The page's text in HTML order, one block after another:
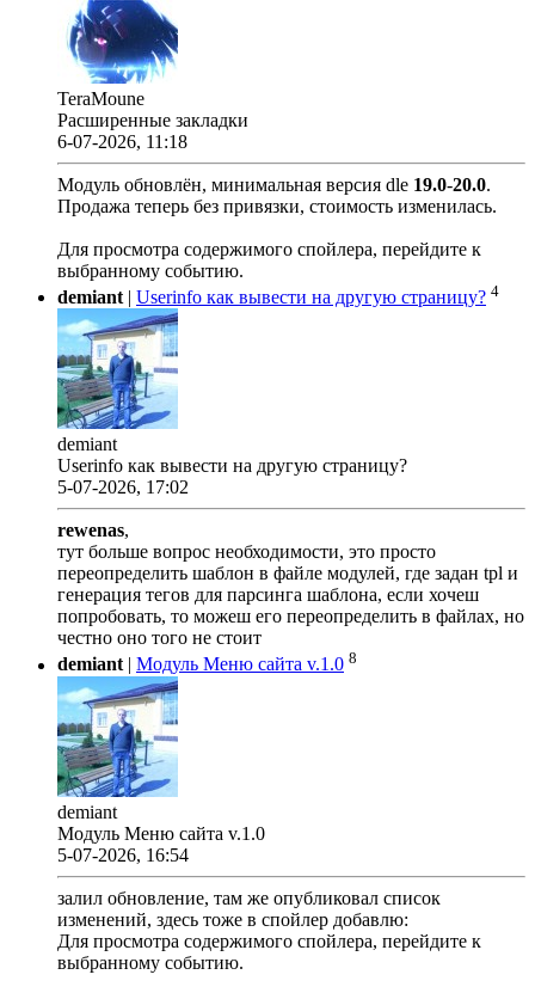
TeraMoune
Расширенные закладки
6-07-2026, 11:18
Модуль обновлён, минимальная версия dle 19.0-20.0.
Продажа теперь без привязки, стоимость изменилась.
Для просмотра содержимого спойлера, перейдите к
выбранному событию.
demiant | Userinfo как вывести на другую страницу? 4
demiant
Userinfo как вывести на другую страницу?
5-07-2026, 17:02
rewenas,
тут больше вопрос необходимости, это просто
переопределить шаблон в файле модулей, где задан tpl и
генерация тегов для парсинга шаблона, если хочеш
попробовать, то можеш его переопределить в файлах, но
честно оно того не стоит
demiant| Модуль Меню сайта v.1.0 8
demiant
Модуль Меню сайта v.1.0
5-07-2026, 16:54
залил обновление, там же опубликовал список
изменений, здесь тоже в спойлер добавлю:
Для просмотра содержимого спойлера, перейдите к
выбранному событию.